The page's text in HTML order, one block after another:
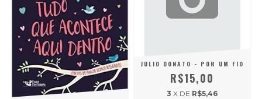
JULIO DONATO - POR UM FIO
R$15,00
3 X DE R$5,46